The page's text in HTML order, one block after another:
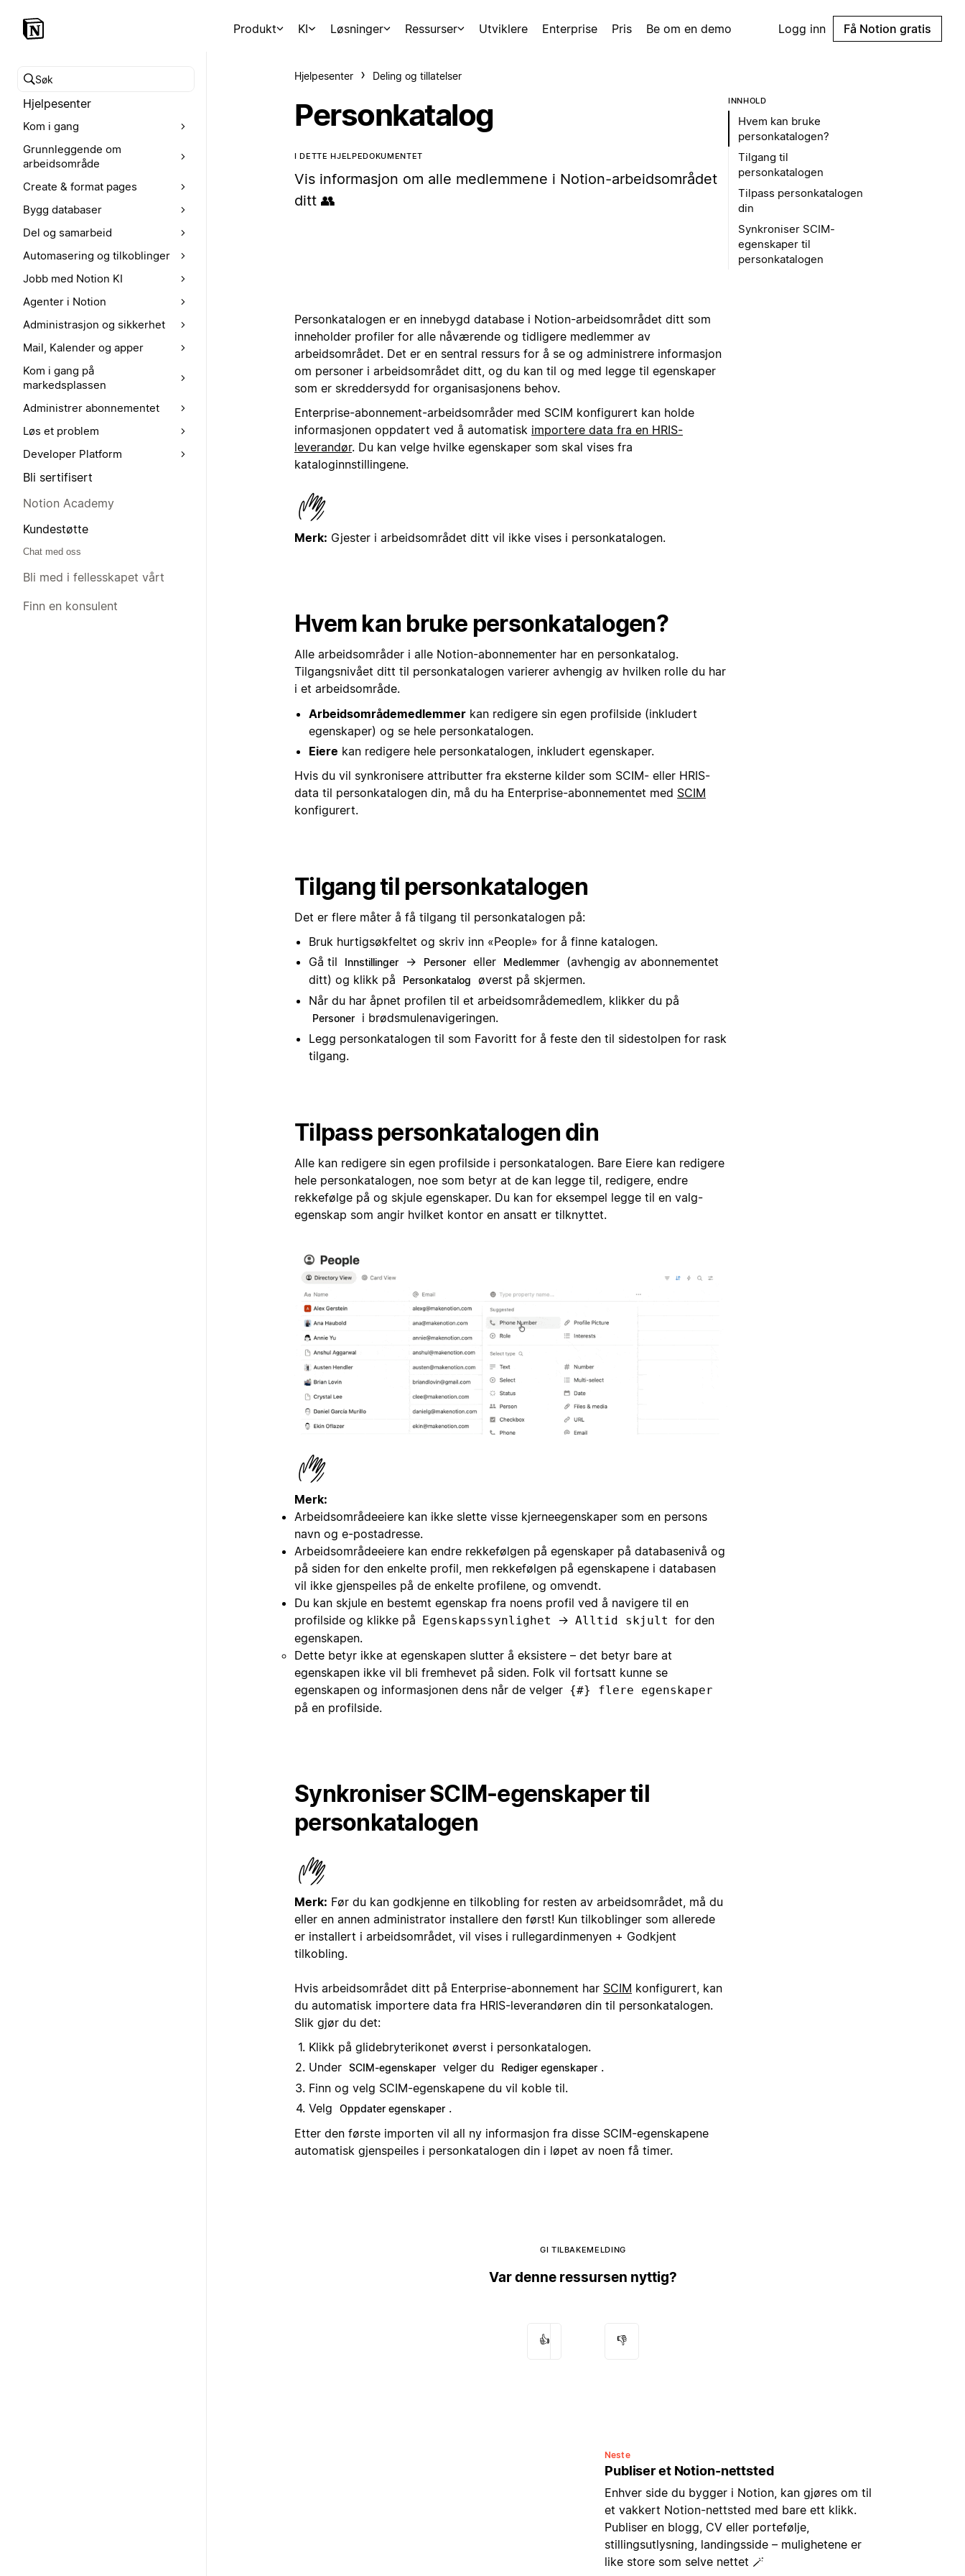
Produkt KI Løsninger Ressurser Utviklere Enterprise Pris Be om en demo Logg inn Få Notion gratis
Søk i hjelpesenteret
Hjelpesenter
Kom i gang
Grunnleggende om
arbeidsområde
Create & format pages
Bygg databaser
Del og samarbeid
Automasering og tilkoblinger
Jobb med Notion KI
Agenter i Notion
Administrasjon og sikkerhet
Mail, Kalender og apper
Kom i gang på
markedsplassen
Administrer abonnementet
Løs et problem
Developer Platform
Bli sertifisert
Notion Academy
Kundestøtte
Chat med oss
Bli med i fellesskapet vårt
Finn en konsulent
Hjelpesenter Deling og tillatelser
Personkatalog
I DETTE HJELPEDOKUMENTET
Vis informasjon om alle medlemmene i Notion-arbeidsområdet
ditt 👥
Personkatalogen er en innebygd database i Notion-arbeidsområdet ditt som
inneholder profiler for alle nåværende og tidligere medlemmer av
arbeidsområdet. Det er en sentral ressurs for å se og administrere informasjon
om personer i arbeidsområdet ditt, og du kan til og med legge til egenskaper
som er skreddersydd for organisasjonens behov.
Enterprise-abonnement-arbeidsområder med SCIM konfigurert kan holde
informasjonen oppdatert ved å automatisk importere data fra en HRIS-
leverandør. Du kan velge hvilke egenskaper som skal vises fra
kataloginnstillingene.
Merk: Gjester i arbeidsområdet ditt vil ikke vises i personkatalogen.
Hvem kan bruke personkatalogen?
Alle arbeidsområder i alle Notion-abonnementer har en personkatalog.
Tilgangsnivået ditt til personkatalogen varierer avhengig av hvilken rolle du har
i et arbeidsområde.
Arbeidsområdemedlemmer kan redigere sin egen profilside (inkludert
egenskaper) og se hele personkatalogen.
Eiere kan redigere hele personkatalogen, inkludert egenskaper.
Hvis du vil synkronisere attributter fra eksterne kilder som SCIM- eller HRIS-
data til personkatalogen din, må du ha Enterprise-abonnementet med SCIM
konfigurert.
Tilgang til personkatalogen
Det er flere måter å få tilgang til personkatalogen på:
Bruk hurtigsøkfeltet og skriv inn «People» for å finne katalogen.
Gå til
Innstillinger → Personer eller Medlemmer
(avhengig av abonnementet
ditt) og klikk på
Personkatalog
øverst på skjermen.
Når du har åpnet profilen til et arbeidsområdemedlem, klikker du på
Personer
i brødsmulenavigeringen.
Legg personkatalogen til som Favoritt for å feste den til sidestolpen for rask
tilgang.
Tilpass personkatalogen din
Alle kan redigere sin egen profilside i personkatalogen. Bare Eiere kan redigere
hele personkatalogen, noe som betyr at de kan legge til, redigere, endre
rekkefølge på og skjule egenskaper. Du kan for eksempel legge til en valg-
egenskap som angir hvilket kontor en ansatt er tilknyttet.
Merk:
Arbeidsområdeeiere kan ikke slette visse kjerneegenskaper som en persons
navn og e-postadresse.
Arbeidsområdeeiere kan endre rekkefølgen på egenskaper på databasenivå og
på siden for den enkelte profil, men rekkefølgen på egenskapene i databasen
vil ikke gjenspeiles på de enkelte profilene, og omvendt.
Du kan skjule en bestemt egenskap fra noens profil ved å navigere til en
profilside og klikke på Egenskapssynlighet → Alltid skjult for den
egenskapen.
Dette betyr ikke at egenskapen slutter å eksistere – det betyr bare at
egenskapen ikke vil bli fremhevet på siden. Folk vil fortsatt kunne se
egenskapen og informasjonen dens når de velger {#} flere egenskaper
på en profilside.
Synkroniser SCIM-egenskaper til
personkatalogen
Merk: Før du kan godkjenne en tilkobling for resten av arbeidsområdet, må du
eller en annen administrator installere den først! Kun tilkoblinger som allerede
er installert i arbeidsområdet, vil vises i rullegardinmenyen + Godkjent
tilkobling.
Hvis arbeidsområdet ditt på Enterprise-abonnement har SCIM konfigurert, kan
du automatisk importere data fra HRIS-leverandøren din til personkatalogen.
Slik gjør du det:
Klikk på glidebryterikonet øverst i personkatalogen.
Under SCIM-egenskaper velger du Rediger egenskaper .
Finn og velg SCIM-egenskapene du vil koble til.
Velg
Oppdater egenskaper .
Etter den første importen vil all ny informasjon fra disse SCIM-egenskapene
automatisk gjenspeiles i personkatalogen din i løpet av noen få timer.
INNHOLD
Hvem kan bruke
personkatalogen?
Tilgang til
personkatalogen
Tilpass personkatalogen
din
Synkroniser SCIM-
egenskaper til
personkatalogen
GI TILBAKEMELDING
Var denne ressursen nyttig?
👍 👎
Neste
Publiser et Notion-nettsted
Enhver side du bygger i Notion, kan gjøres om til
et vakkert Notion-nettsted med bare ett klikk.
Publiser en blogg, CV eller portefølje,
stillingsutlysning, landingsside – mulighetene er
like store som selve nettet 🪄